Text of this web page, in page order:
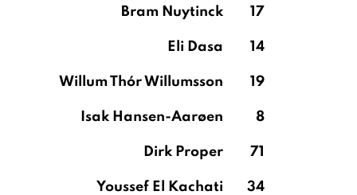
Bram Nuytinck 17
Eli Dasa 14
Willum Thór Willumsson 19
Isak Hansen-Aarøen 8
Dirk Proper 71
Youssef El Kachati 34